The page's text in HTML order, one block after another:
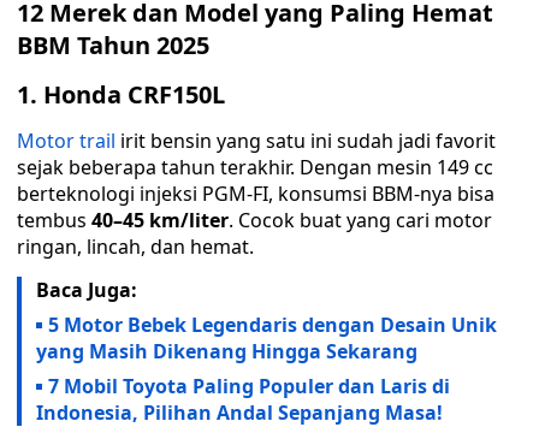
12 Merek dan Model yang Paling Hemat
BBM Tahun 2025
1. Honda CRF150L
Motor trail irit bensin yang satu ini sudah jadi favorit
sejak beberapa tahun terakhir. Dengan mesin 149 cc
berteknologi injeksi PGM-FI, konsumsi BBM-nya bisa
tembus 40–45 km/liter. Cocok buat yang cari motor
ringan, lincah, dan hemat.
Baca Juga:
5 Motor Bebek Legendaris dengan Desain Unik
yang Masih Dikenang Hingga Sekarang
7 Mobil Toyota Paling Populer dan Laris di
Indonesia, Pilihan Andal Sepanjang Masa!